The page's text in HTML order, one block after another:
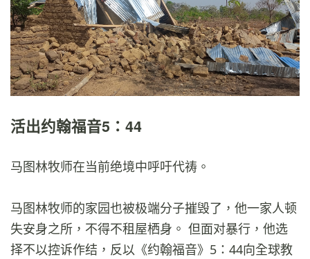
活出约翰福音5：44
马图林牧师在当前绝境中呼吁代祷。
马图林牧师的家园也被极端分子摧毁了，他一家人顿
失安身之所，不得不租屋栖身。 但面对暴行，他选
择不以控诉作结，反以《约翰福音》5：44向全球教